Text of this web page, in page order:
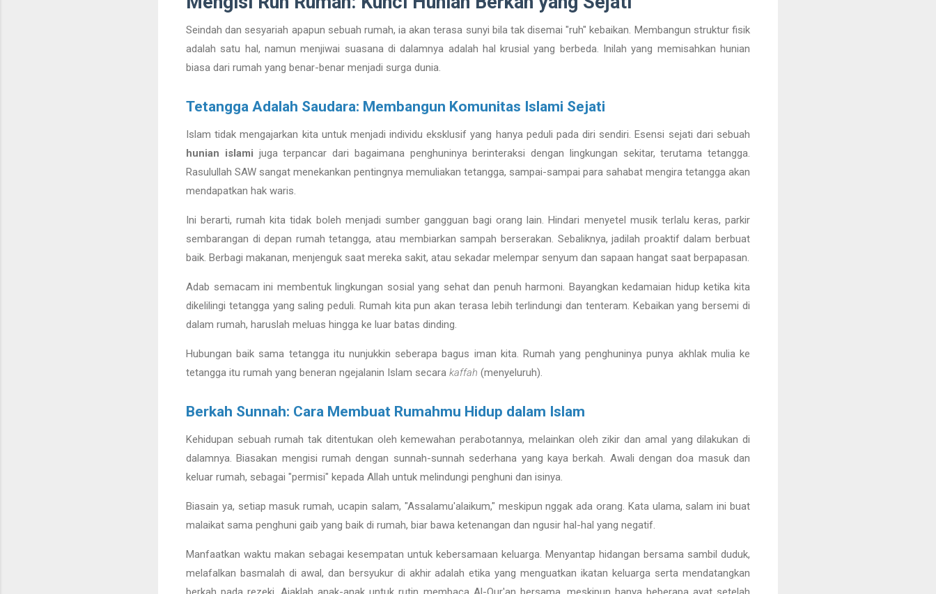
Seindah dan sesyariah apapun sebuah rumah, ia akan terasa sunyi bila tak disemai "ruh" kebaikan. Membangun struktur fisik
adalah satu hal, namun menjiwai suasana di dalamnya adalah hal krusial yang berbeda. Inilah yang memisahkan hunian
biasa dari rumah yang benar-benar menjadi surga dunia.
Tetangga Adalah Saudara: Membangun Komunitas Islami Sejati
Islam tidak mengajarkan kita untuk menjadi individu eksklusif yang hanya peduli pada diri sendiri. Esensi sejati dari sebuah
hunian islami juga terpancar dari bagaimana penghuninya berinteraksi dengan lingkungan sekitar, terutama tetangga.
Rasulullah SAW sangat menekankan pentingnya memuliakan tetangga, sampai-sampai para sahabat mengira tetangga akan
mendapatkan hak waris.
Ini berarti, rumah kita tidak boleh menjadi sumber gangguan bagi orang lain. Hindari menyetel musik terlalu keras, parkir
sembarangan di depan rumah tetangga, atau membiarkan sampah berserakan. Sebaliknya, jadilah proaktif dalam berbuat
baik. Berbagi makanan, menjenguk saat mereka sakit, atau sekadar melempar senyum dan sapaan hangat saat berpapasan.
Adab semacam ini membentuk lingkungan sosial yang sehat dan penuh harmoni. Bayangkan kedamaian hidup ketika kita
dikelilingi tetangga yang saling peduli. Rumah kita pun akan terasa lebih terlindungi dan tenteram. Kebaikan yang bersemi di
dalam rumah, haruslah meluas hingga ke luar batas dinding.
Hubungan baik sama tetangga itu nunjukkin seberapa bagus iman kita. Rumah yang penghuninya punya akhlak mulia ke
tetangga itu rumah yang beneran ngejalanin Islam secara kaffah (menyeluruh).
Berkah Sunnah: Cara Membuat Rumahmu Hidup dalam Islam
Kehidupan sebuah rumah tak ditentukan oleh kemewahan perabotannya, melainkan oleh zikir dan amal yang dilakukan di
dalamnya. Biasakan mengisi rumah dengan sunnah-sunnah sederhana yang kaya berkah. Awali dengan doa masuk dan
keluar rumah, sebagai "permisi" kepada Allah untuk melindungi penghuni dan isinya.
Biasain ya, setiap masuk rumah, ucapin salam, "Assalamu'alaikum," meskipun nggak ada orang. Kata ulama, salam ini buat
malaikat sama penghuni gaib yang baik di rumah, biar bawa ketenangan dan ngusir hal-hal yang negatif.
Manfaatkan waktu makan sebagai kesempatan untuk kebersamaan keluarga. Menyantap hidangan bersama sambil duduk,
melafalkan basmalah di awal, dan bersyukur di akhir adalah etika yang menguatkan ikatan keluarga serta mendatangkan